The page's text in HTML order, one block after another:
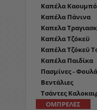
Καπέλα
Καπέλα Πάνινα
Καπελα
Καπέλα Τζόκεϋ
Καπέλα Τζόκεϋ
Καπέλα Παιδίκα
Πασμίνες -
Βεντάλιες
Τσάντες
ΟΜΠΡΕΛΕΣ